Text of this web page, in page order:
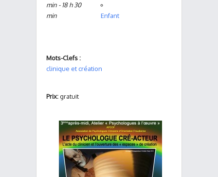
min - 18 h 30
min
Enfant
Mots-Clefs :
clinique et création
Prix:gratuit